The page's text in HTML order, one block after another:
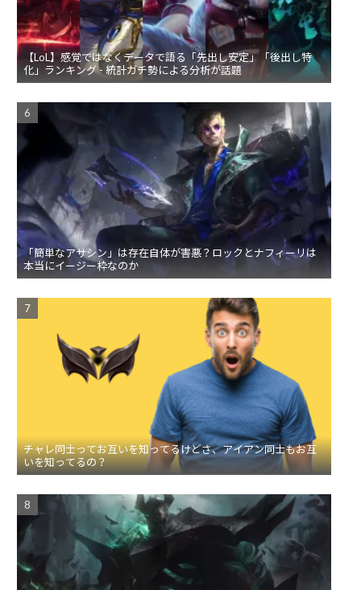
【LoL】感覚ではなくデータで語る「先出し安定」「後出し特
化」ランキング - 統計ガチ勢による分析が話題
「簡単なアサシン」は存在自体が害悪？ロックとナフィーリは
本当にイージー枠なのか
チャレ同士ってお互いを知ってるけどさ、アイアン同士もお互
いを知ってるの？